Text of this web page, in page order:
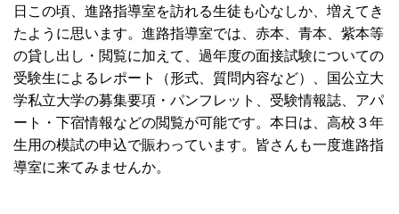
日この頃、進路指導室を訪れる生徒も心なしか、増えてき
たように思います。 進路指導室では、赤本、青本、紫本等
の貸し出し・閲覧に加えて、過年度の面接試験についての
受験生によるレポート（形式、質問内容など）、国公立大
学私立大学の募集要項・パンフレット、受験情報誌、アパ
ート・下宿情報などの閲覧が可能です。本日は、高校３年
生用の模試の申込で賑わっています。皆さんも一度進路指
導室に来てみませんか。